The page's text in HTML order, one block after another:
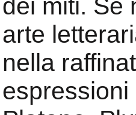
dei miti. Se
arte
nella